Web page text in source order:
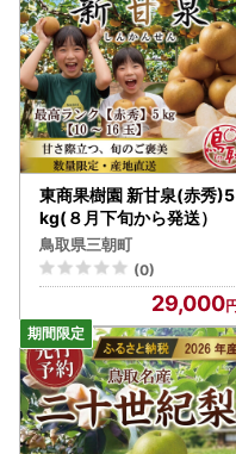
東商果樹園 新甘泉(赤秀)5
kg(８月下旬から発送）
鳥取県三朝町
(0)
29,000